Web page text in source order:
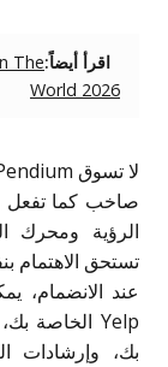
اقرأ أيضاً:The
World 2026
صاخب كما
الرؤية ومحرك
تستحق الاهتمام
عند الانضمام،
بك، وإرشادات